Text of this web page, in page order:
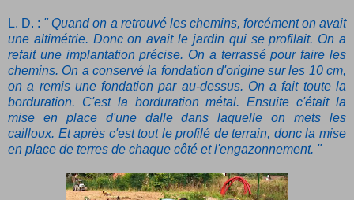
L. D. : " Quand on a retrouvé les chemins, forcément on avait
une altimétrie. Donc on avait le jardin qui se profilait. On a
refait une implantation précise. On a terrassé pour faire les
chemins. On a conservé la fondation d'origine sur les 10 cm,
on a remis une fondation par au-dessus. On a fait toute la
borduration. C'est la borduration métal. Ensuite c'était la
mise en place d'une dalle dans laquelle on mets les
cailloux. Et après c'est tout le profilé de terrain, donc la mise
en place de terres de chaque côté et l'engazonnement. "